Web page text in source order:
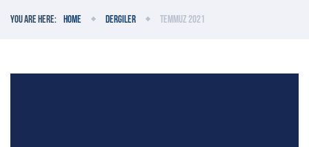
You are here: Home Dergiler Temmuz 2021